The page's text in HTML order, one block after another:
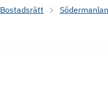
Bostadsrätt